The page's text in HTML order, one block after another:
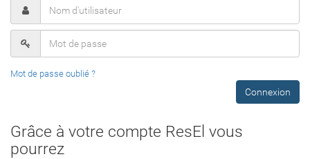
Mot de passe oublié ?
Connexion
Grâce à votre compte ResEl vous
pourrez